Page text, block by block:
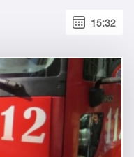
15:32